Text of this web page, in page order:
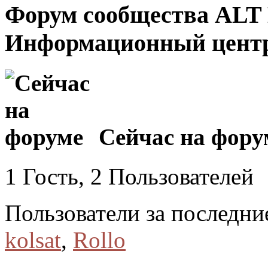
Форум сообщества
Информационный
Сейчас на
1 Гость, 2 Пользователей
Пользователи за
kolsat, Rollo